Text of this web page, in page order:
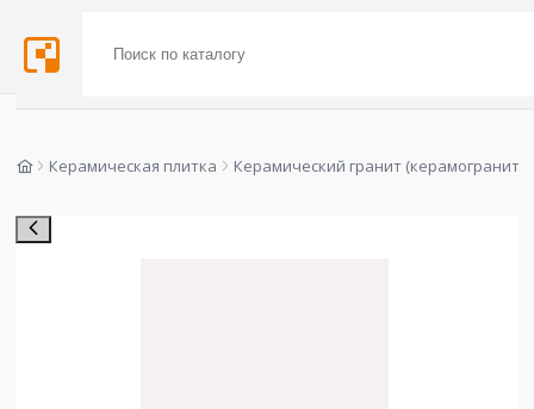
Керамическая плитка Керамический гранит (керамогранит)